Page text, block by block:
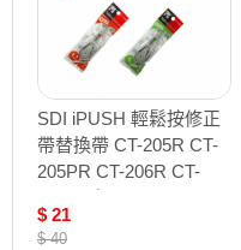
SDI iPUSH 輕鬆按修正
帶替換帶 CT-205R CT-
205PR CT-206R CT-
$ 21
$ 40